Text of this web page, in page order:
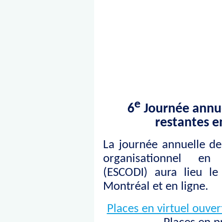
6e Journée
restantes
La journée annuelle
organisationnel
(ESCODI) aura lieu
Montréal et en ligne.
Places en virtuel